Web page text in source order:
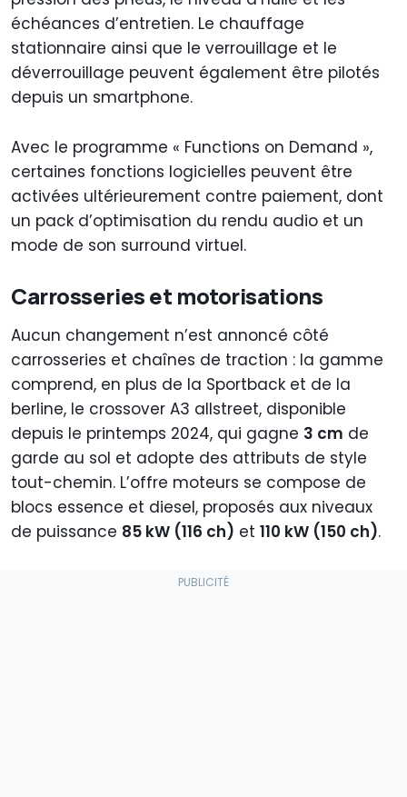
échéances d’entretien. Le chauffage
stationnaire ainsi que le verrouillage et le
déverrouillage peuvent également être pilotés
depuis un smartphone.
Avec le programme « Functions on Demand »,
certaines fonctions logicielles peuvent être
activées ultérieurement contre paiement, dont
un pack d’optimisation du rendu audio et un
mode de son surround virtuel.
Carrosseries et motorisations
Aucun changement n’est annoncé côté
carrosseries et chaînes de traction : la gamme
comprend, en plus de la Sportback et de la
berline, le crossover A3 allstreet, disponible
depuis le printemps 2024, qui gagne 3 cm de
garde au sol et adopte des attributs de style
tout-chemin. L’offre moteurs se compose de
blocs essence et diesel, proposés aux niveaux
de puissance 85 kW (116 ch) et 110 kW (150 ch).